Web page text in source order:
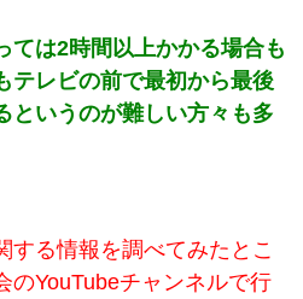
ては2時間以上かかる場合も
テレビの前で最初から最後
というのが難しい方々も多
する情報を調べてみたとこ
のYouTubeチャンネルで行